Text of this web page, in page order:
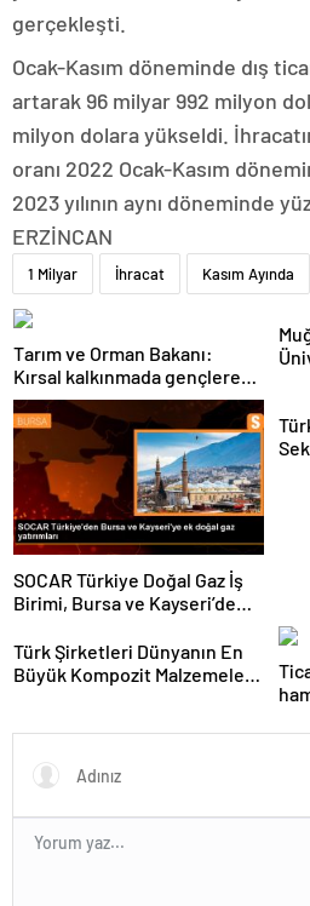
gerçekleşti.
Ocak-Kasım döneminde dış
artarak 96 milyar 992 milyon
milyon dolara yükseldi.
oranı 2022 Ocak-Kasım
2023 yılının aynı döneminde
ERZİNCAN
1 Milyar İhracat Kasım Ayında
Tarım ve Orman Bakanı:
Kırsal kalkınmada gençlere
ve kadınlara pozitif ayrımcılık
yapıyoruz
SOCAR Türkiye Doğal Gaz İş
Birimi, Bursa ve Kayseri’de
Türk Şirketleri Dünyanın En
Büyük Kompozit Malzemeler